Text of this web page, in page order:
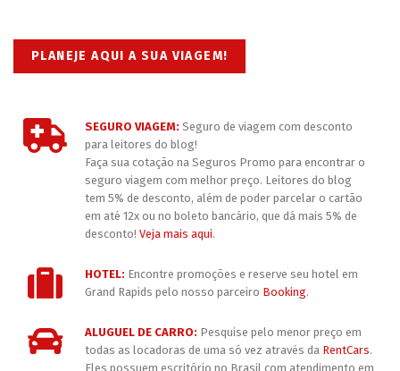
PLANEJE AQUI A SUA VIAGEM!
SEGURO VIAGEM: Seguro de viagem com desconto
para leitores do blog!
Faça sua cotação na Seguros Promo para encontrar o
seguro viagem com melhor preço. Leitores do blog
tem 5% de desconto, além de poder parcelar o cartão
em até 12x ou no boleto bancário, que dá mais 5% de
desconto! Veja mais aqui.
HOTEL: Encontre promoções e reserve seu hotel em
Grand Rapids pelo nosso parceiro Booking.
ALUGUEL DE CARRO: Pesquise pelo menor preço em
todas as locadoras de uma só vez através da RentCars.
Eles possuem escritório no Brasil com atendimento em